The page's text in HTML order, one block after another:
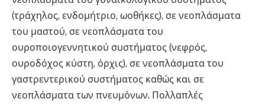
(τράχηλος, ενδομήτριο, ωοθήκες), σε νεοπλάσματα
του μαστού, σε νεοπλάσματα του
ουροποιογεννητικού συστήματος (νεφρός,
ουροδόχος κύστη, όρχις), σε νεοπλάσματα του
γαστρεντερικού συστήματος καθώς και σε
νεοπλάσματα των πνευμόνων. Πολλαπλές